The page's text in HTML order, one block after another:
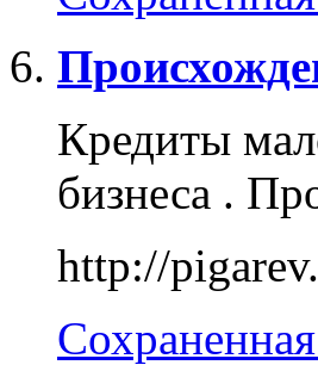
Кредиты
бизнеса .
http://